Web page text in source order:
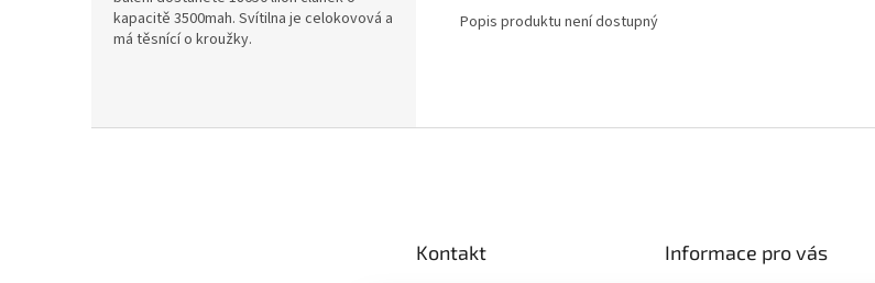
kapacitě 3500mah. Svítilna je celokovová a
má těsnící o kroužky.
Popis produktu není dostupný
Kontakt Informace pro vás